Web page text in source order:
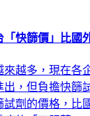
快篩價」比國
來越多，現在各
出，但負擔快篩
試劑的價格，比